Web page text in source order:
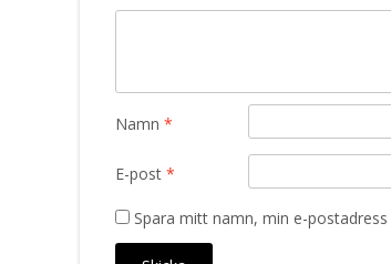
Namn *
E-post *
Spara mitt namn, min e-